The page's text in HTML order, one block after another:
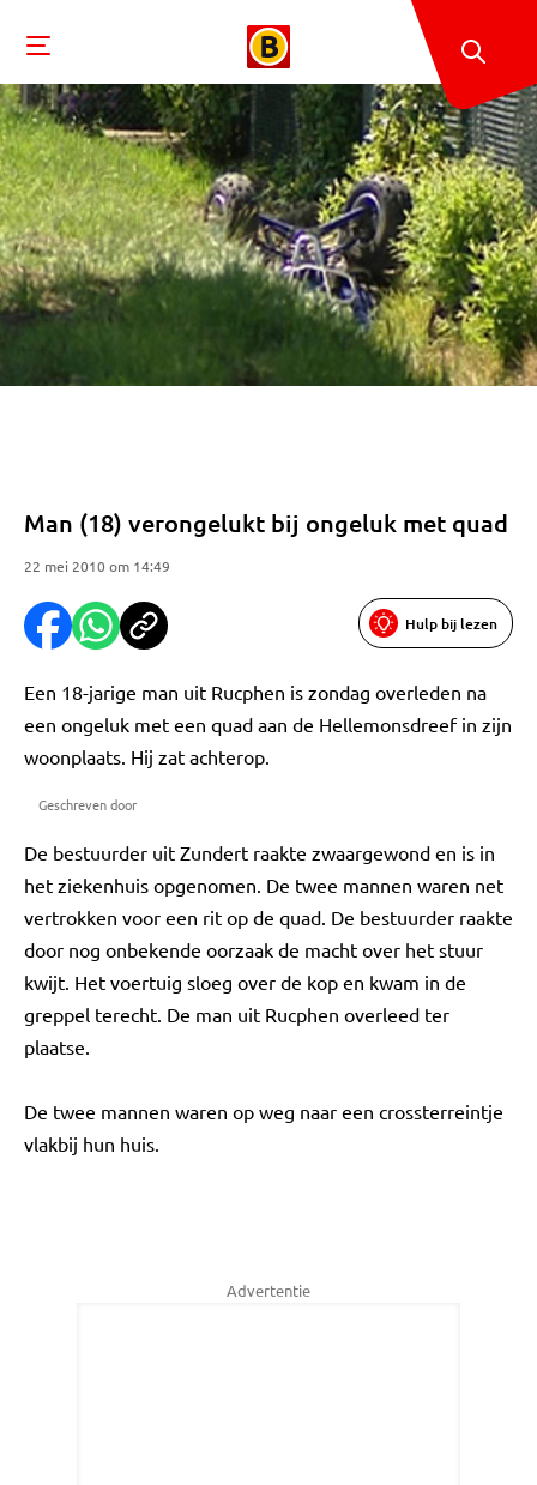
Man (18) verongelukt bij ongeluk met quad
22 mei 2010 om 14:49
Hulp bij lezen
Een 18-jarige man uit Rucphen is zondag overleden na
een ongeluk met een quad aan de Hellemonsdreef in zijn
woonplaats. Hij zat achterop.
Geschreven door
De bestuurder uit Zundert raakte zwaargewond en is in
het ziekenhuis opgenomen. De twee mannen waren net
vertrokken voor een rit op de quad. De bestuurder raakte
door nog onbekende oorzaak de macht over het stuur
kwijt. Het voertuig sloeg over de kop en kwam in de
greppel terecht. De man uit Rucphen overleed ter
plaatse.
De twee mannen waren op weg naar een crossterreintje
vlakbij hun huis.
Advertentie